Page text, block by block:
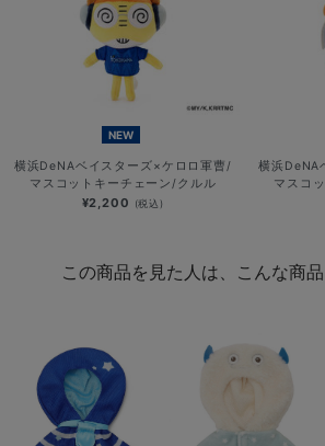
NEW
横浜DeNAベイスターズ×ケロロ軍曹/
マスコットキーチェーン/クルル
¥2,200 (税込)
横浜DeNA
マスコ
この商品を見た人は、こんな商